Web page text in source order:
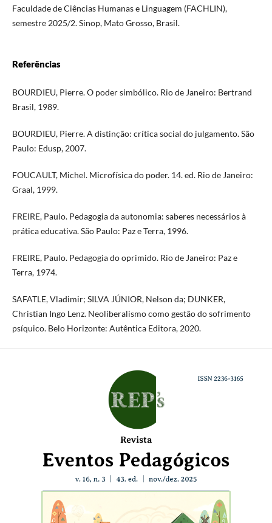
Faculdade de Ciências Humanas e Linguagem (FACHLIN),
semestre 2025/2. Sinop, Mato Grosso, Brasil.
Referências
BOURDIEU, Pierre. O poder simbólico. Rio de Janeiro: Bertrand
Brasil, 1989.
BOURDIEU, Pierre. A distinção: crítica social do julgamento. São
Paulo: Edusp, 2007.
FOUCAULT, Michel. Microfísica do poder. 14. ed. Rio de Janeiro:
Graal, 1999.
FREIRE, Paulo. Pedagogia da autonomia: saberes necessários à
prática educativa. São Paulo: Paz e Terra, 1996.
FREIRE, Paulo. Pedagogia do oprimido. Rio de Janeiro: Paz e
Terra, 1974.
SAFATLE, Vladimir; SILVA JÚNIOR, Nelson da; DUNKER,
Christian Ingo Lenz. Neoliberalismo como gestão do sofrimento
psíquico. Belo Horizonte: Autêntica Editora, 2020.